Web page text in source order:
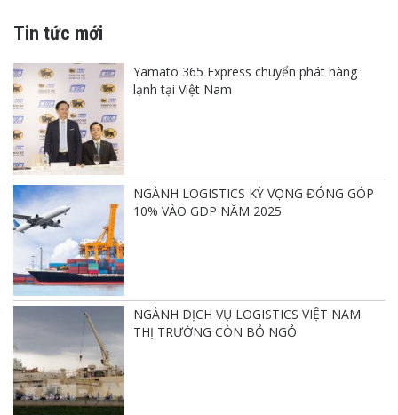
Tin tức mới
Yamato 365 Express chuyển phát hàng
lạnh tại Việt Nam
NGÀNH LOGISTICS KỲ VỌNG ĐÓNG GÓP
10% VÀO GDP NĂM 2025
NGÀNH DỊCH VỤ LOGISTICS VIỆT NAM:
THỊ TRƯỜNG CÒN BỎ NGỎ